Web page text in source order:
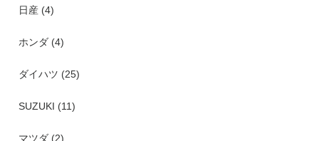
日産 (4)
ホンダ (4)
ダイハツ (25)
SUZUKI (11)
マツダ (2)